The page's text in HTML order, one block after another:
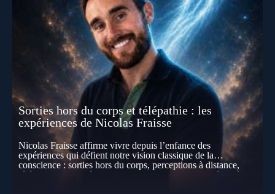
Sorties hors du corps et télépathie : les
expériences de Nicolas Fraisse
Nicolas Fraisse affirme vivre depuis l’enfance des
expériences qui défient notre vision classique de la
conscience : sorties hors du corps, perceptions à distance,
télépathie spontanée… Comment accueillir ces phénomènes